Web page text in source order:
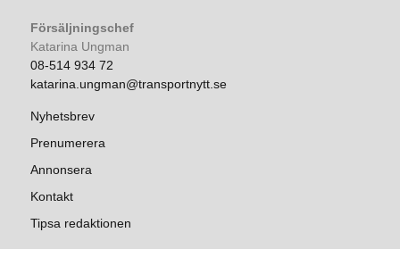
Försäljningschef
Katarina Ungman
08-514 934 72
katarina.ungman@transportnytt.se
Nyhetsbrev
Prenumerera
Annonsera
Kontakt
Tipsa redaktionen